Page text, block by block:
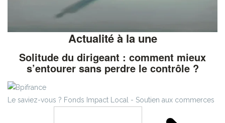
Actualité à la une
Solitude du dirigeant : comment mieux
s’entourer sans perdre le contrôle ?
Le saviez-vous ? Fonds Impact Local - Soutien aux commerces